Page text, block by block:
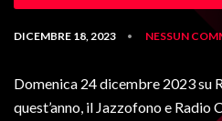
DICEMBRE 18, 2023 • NESSUN
Domenica 24 dicembre 2023 su
quest’anno, il Jazzofono e Radio